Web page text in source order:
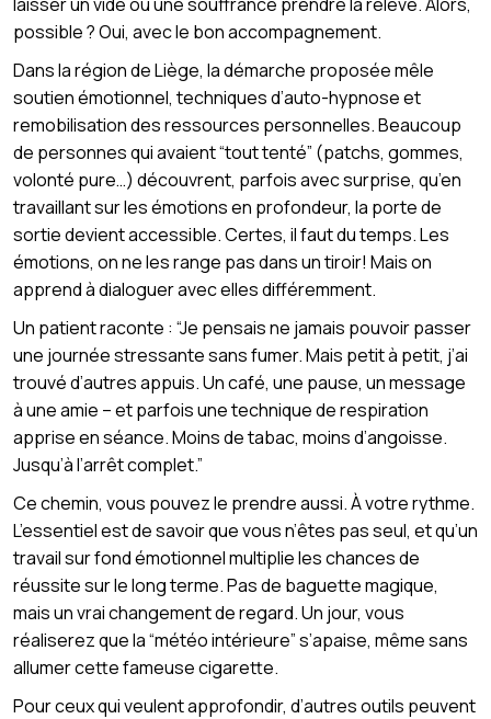
possible ? Oui, avec le bon accompagnement.
Dans la région de Liège, la démarche proposée mêle
soutien émotionnel, techniques d’auto-hypnose et
remobilisation des ressources personnelles. Beaucoup
de personnes qui avaient “tout tenté” (patchs, gommes,
volonté pure…) découvrent, parfois avec surprise, qu’en
travaillant sur les émotions en profondeur, la porte de
sortie devient accessible. Certes, il faut du temps. Les
émotions, on ne les range pas dans un tiroir! Mais on
apprend à dialoguer avec elles différemment.
Un patient raconte : “Je pensais ne jamais pouvoir passer
une journée stressante sans fumer. Mais petit à petit, j’ai
trouvé d’autres appuis. Un café, une pause, un message
à une amie – et parfois une technique de respiration
apprise en séance. Moins de tabac, moins d’angoisse.
Jusqu’à l’arrêt complet.”
Ce chemin, vous pouvez le prendre aussi. À votre rythme.
L’essentiel est de savoir que vous n’êtes pas seul, et qu’un
travail sur fond émotionnel multiplie les chances de
réussite sur le long terme. Pas de baguette magique,
mais un vrai changement de regard. Un jour, vous
réaliserez que la “météo intérieure” s’apaise, même sans
allumer cette fameuse cigarette.
Pour ceux qui veulent approfondir, d’autres outils peuvent